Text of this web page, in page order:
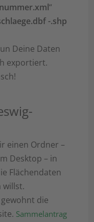
“
-.shp
Deine Daten
exportiert.
einen Ordner –
Desktop – in
Flächendaten
willst.
die
Sammelantrag